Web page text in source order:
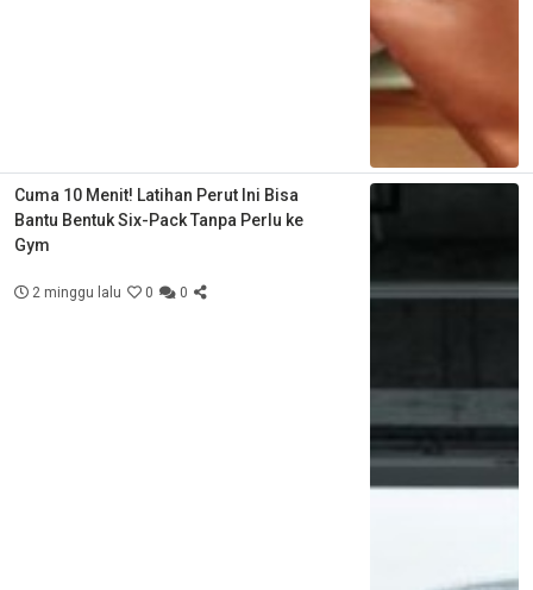
Cuma 10 Menit! Latihan Perut Ini Bisa
Bantu Bentuk Six-Pack Tanpa Perlu ke
Gym
2 minggu lalu 0 0